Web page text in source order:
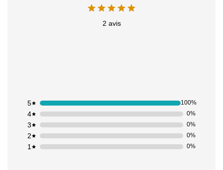
2 avis
1 0%
2 0%
3 0%
4 0%
5 100%